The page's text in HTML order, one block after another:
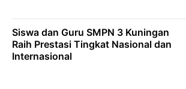
Siswa dan Guru SMPN 3 Kuningan
Raih Prestasi Tingkat Nasional dan
Internasional